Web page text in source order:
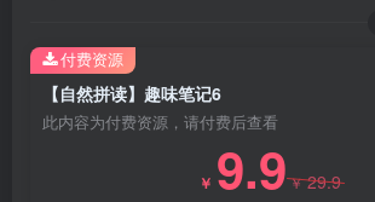
【自然拼读】趣味笔记6
此内容为付费资源，请付费后查看
￥ 9.9￥29.9
付费资源